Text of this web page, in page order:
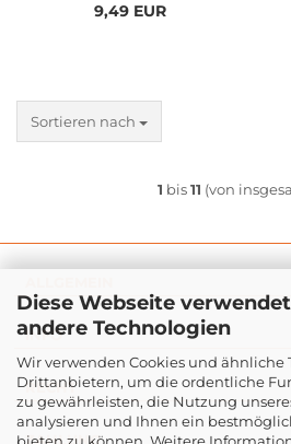
Diese Webseite
andere Technologien
Wir verwenden Cookies und ähnliche
Drittanbietern, um die ordentliche
zu gewährleisten, die Nutzung
analysieren und Ihnen ein
9,49 EUR
Sortieren nach
1 bis11 (von
INFO
RECHT
ZAHLUNG